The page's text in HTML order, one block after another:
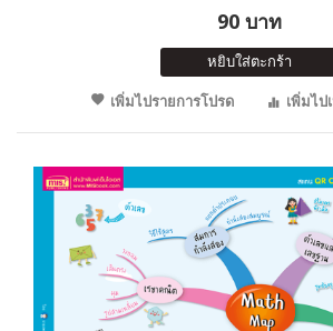
90 บาท
หยิบใส่ตะกร้า
เพิ่มไปรายการโปรด
เพิ่มไป